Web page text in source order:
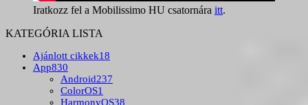
Iratkozz fel a Mobilissimo HU csatornára itt.
KATEGÓRIA LISTA
Ajánlott cikkek18
App830
Android237
ColorOS1
HarmonyOS38